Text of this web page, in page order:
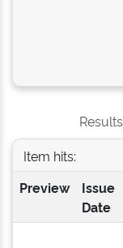
Item hits:
Preview
Issue
Date